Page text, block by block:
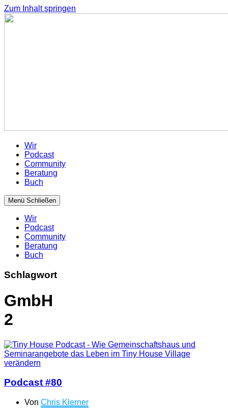
Zum Inhalt springen
Wir
Podcast
Community
Beratung
Buch
Menü Schließen
Wir
Podcast
Community
Beratung
Buch
Schlagwort
GmbH
2
Podcast #80
Von Chris Klerner